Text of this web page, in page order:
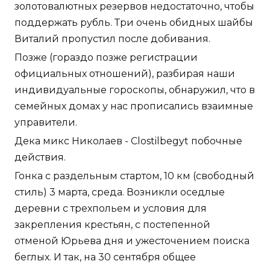
золотовалютных резервов недостаточно, чтобы
поддержать рубль. Три очень обидных шайбы
Виталий пропустил после добивания.
Позже (гораздо позже регистрации
официальных отношений), разбирая наши
индивидуальные гороскопы, обнаружил, что в
семейных домах у нас прописались взаимные
управители.
Дека микс Николаев - Clostilbegyt побочные
действия.
Гонка с раздельным стартом, 10 км (свободный
стиль) 3 марта, среда. Возникли оседлые
деревни с трехпольем и условия для
закрепления крестьян, с постепенной
отменой Юрьева дня и ужесточением поиска
беглых. И так, на 30 сентября общее